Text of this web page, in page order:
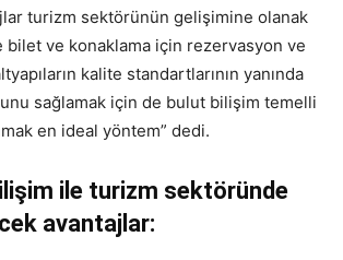
turizm sektörünün gelişimine olanak
bilet ve konaklama için rezervasyon ve
kalite standartlarının yanında
sağlamak için de bulut bilişim temelli
en ideal yöntem” dedi.
ile turizm sektöründe
avantajlar: